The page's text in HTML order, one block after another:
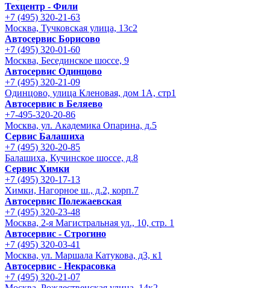
Техцентр - Фили
+7 (495) 320-21-63
Москва, Тучковская улица, 13с2
Автосервис Борисово
+7 (495) 320-01-60
Москва, Бесединское шоссе, 9
Автосервис Одинцово
+7 (495) 320-21-09
Одинцово, улица Кленовая, дом 1А, стр1
Автосервис в Беляево
+7-495-320-20-86
Москва, ул. Академика Опарина, д.5
Сервис Балашиха
+7 (495) 320-20-85
Балашиха, Кучинское шоссе, д.8
Сервис Химки
+7 (495) 320-17-13
Химки, Нагорное ш., д.2, корп.7
Автосервис Полежаевская
+7 (495) 320-23-48
Москва, 2-я Магистральная ул., 10, стр. 1
Автосервис - Строгино
+7 (495) 320-03-41
Москва, ул. Маршала Катукова, д3, к1
Автосервис - Некрасовка
+7 (495) 320-21-07